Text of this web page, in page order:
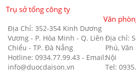
Trụ sở tổng công ty
Địa Chỉ: 352-354 Kinh Dương
Vương - P. Hòa Minh - Q. Liên
Chiểu - TP. Đà Nẵng
Hotline: 0934.77.99.43 - Email:
info@duocdaison.vn
Văn
Địa chỉ:
Phú,
Nội
Tel: